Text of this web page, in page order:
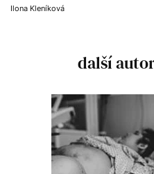
Ilona Kleníková
další